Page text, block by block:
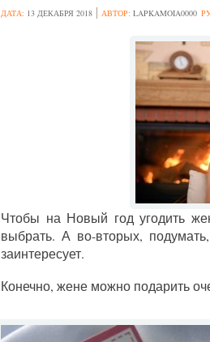
ДАТА: 13 ДЕКАБРЯ 2018 АВТОР: LAPKAMOIA0000
Чтобы на Новый год угодить
выбрать. А во-вторых,
заинтересует.
Конечно, жене можно подарить